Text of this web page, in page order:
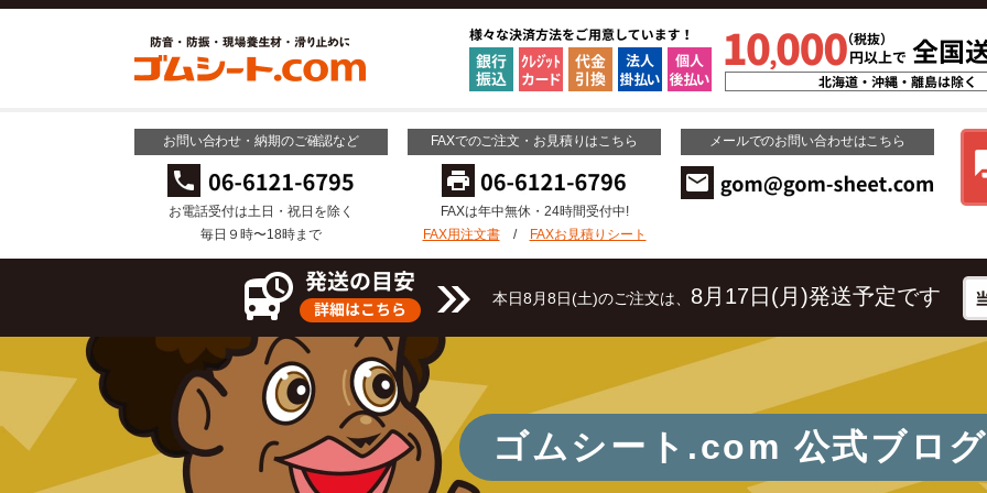
お問い合わせ・納期のご確認など
お電話受付は土日・祝日を除く
毎日９時〜18時まで
FAXでのご注文・お見積りはこちら
FAXは年中無休・24時間受付中!
FAX用注文書/ FAXお見積りシート
メールでのお問い合わせはこちら
本日8月8日(土)のご注文は、 8月17日(月)発送予定です
ゴムシート.com 公式ブログ